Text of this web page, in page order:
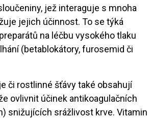
jež interaguje s mnoha
jejich účinnost. To se týká
na léčbu vysokého tlaku
(betablokátory, furosemid či
či rostlinné šťávy také obsahují
ovlivnit účinek antikoagulačních
snižujících srážlivost krve. Vitamin